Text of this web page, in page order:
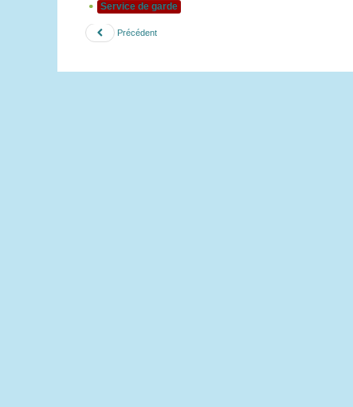
Service de garde
Précédent